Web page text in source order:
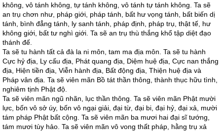
không, vô tánh không, tự tánh không, vô tánh tự tánh không. Ta sẽ
an trụ chơn như, pháp giới, pháp tánh, bất hư vọng tánh, bất biến dị
tánh, bình đẳng tánh, ly sanh tánh, pháp định, pháp trụ, thật tế, hư
không giới, bất tư nghì giới. Ta sẽ an trụ thù thắng khổ tập diệt đạo
thánh đế.
Ta sẽ tu hành tất cả đà la ni môn, tam ma địa môn. Ta sẽ tu hành
Cực hỷ địa, Ly cấu địa, Phát quang địa, Diệm huệ địa, Cực nan thắng
địa, Hiện tiền địa, Viễn hành địa, Bất động địa, Thiện huệ địa và
Pháp vân địa. Ta sẽ viên mãn Bồ tát thần thông, thành thục hữu tình,
nghiêm tịnh Phật độ.
Ta sẽ viên mãn ngũ nhãn, lục thần thông. Ta sẽ viên mãn Phật mười
lực, bốn vô sở úy, bốn vô ngại giải, đại từ, đại bi, đại hỷ, đại xả, mười
tám pháp Phật bất cộng. Ta sẽ viên mãn ba mươi hai đại sĩ tướng,
tám mươi tùy hảo. Ta sẽ viên mãn vô vong thất pháp, hằng trụ xả